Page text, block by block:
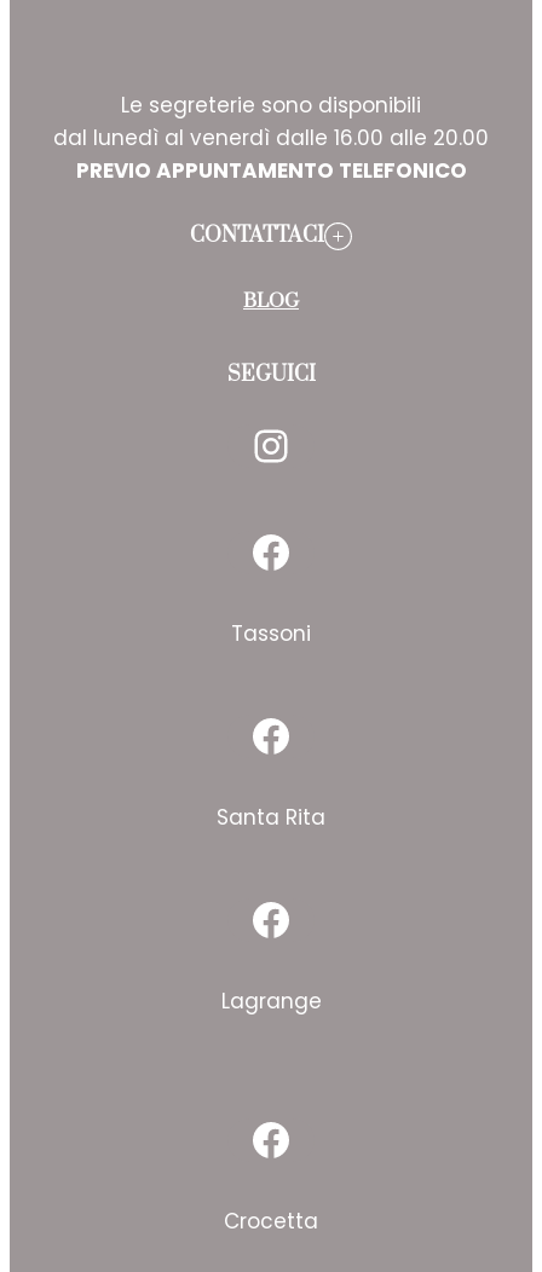
Le segreterie sono disponibili
dal lunedì al venerdì dalle 16.00 alle 20.00
PREVIO APPUNTAMENTO TELEFONICO
CONTATTACI
BLOG
SEGUICI
Instagram
Facebook
Tassoni
Facebook
Santa Rita
Facebook
Lagrange
Facebook
Crocetta